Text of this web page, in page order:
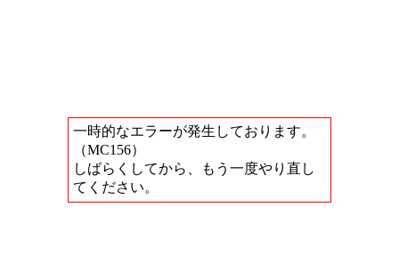
一時的なエラーが発生しております。
（MC156）
しばらくしてから、もう一度やり直し
てください。